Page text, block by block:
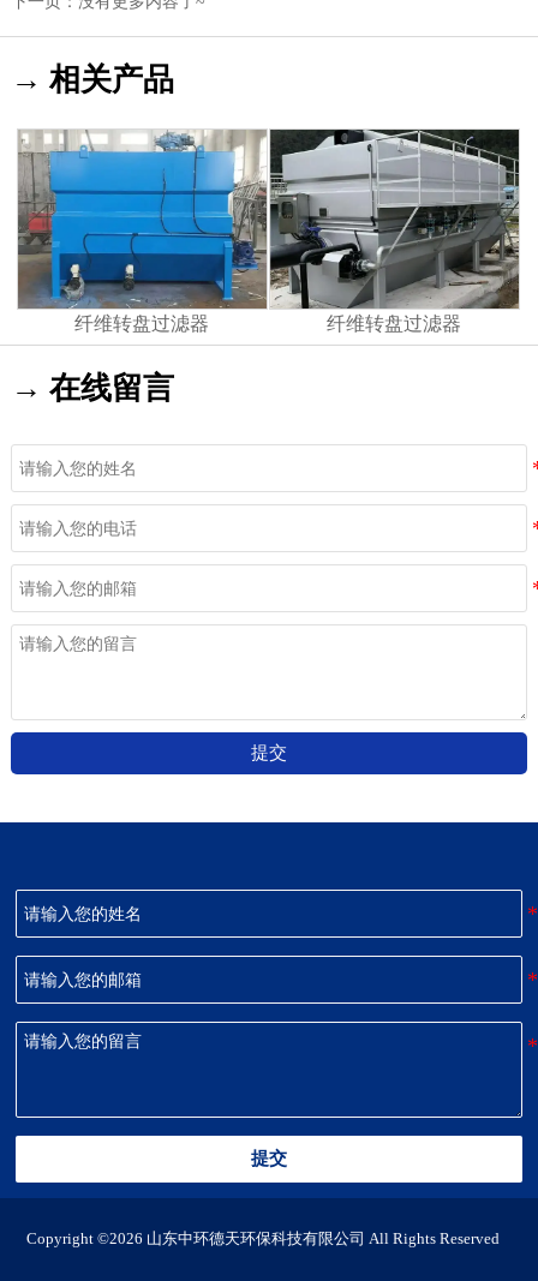
→ 相关产品
纤维转盘过滤器 纤维转盘过滤器
→ 在线留言
提交
提交
Copyright ©2026 山东中环德天环保科技有限公司 All Rights Reserved